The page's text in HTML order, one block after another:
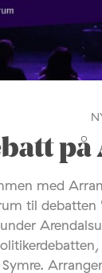
med
til
Symre.